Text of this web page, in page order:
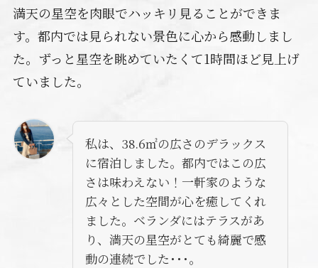
満天の星空を肉眼でハッキリ見ることができま
す。都内では見られない景色に心から感動しまし
た。ずっと星空を眺めていたくて1時間ほど見上げ
ていました。
私は、38.6㎡の広さのデラックス
に宿泊しました。都内ではこの広
さは味わえない！一軒家のような
広々とした空間が心を癒してくれ
ました。ベランダにはテラスがあ
り、満天の星空がとても綺麗で感
動の連続でした･･･。